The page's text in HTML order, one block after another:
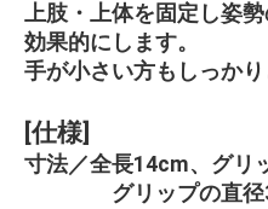
上肢・上体を固定し姿
効果的にします。
手が小さい方もしっかり
[仕様]
寸法／全長14cm、グリ
グリップの直径